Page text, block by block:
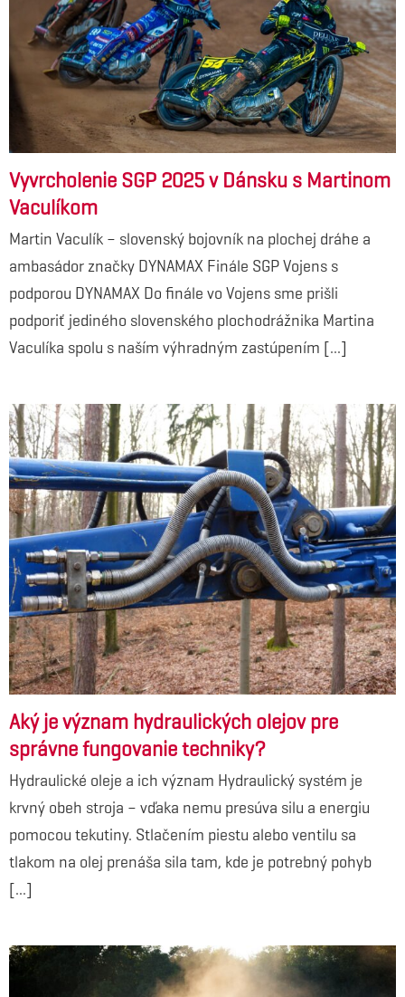
Vyvrcholenie SGP 2025 v Dánsku s Martinom
Vaculíkom
Martin Vaculík – slovenský bojovník na plochej dráhe a
ambasádor značky DYNAMAX Finále SGP Vojens s
podporou DYNAMAX Do finále vo Vojens sme prišli
podporiť jediného slovenského plochodrážnika Martina
Vaculíka spolu s naším výhradným zastúpením [...]
Aký je význam hydraulických olejov pre
správne fungovanie techniky?
Hydraulické oleje a ich význam Hydraulický systém je
krvný obeh stroja – vďaka nemu presúva silu a energiu
pomocou tekutiny. Stlačením piestu alebo ventilu sa
tlakom na olej prenáša sila tam, kde je potrebný pohyb
[...]